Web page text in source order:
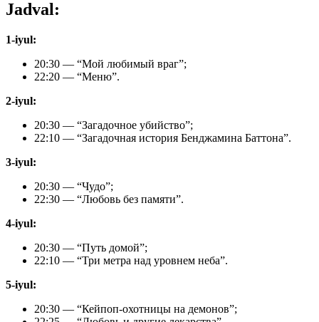
Jadval:
1-iyul:
20:30 — “Мой любимый враг”;
22:20 — “Меню”.
2-iyul:
20:30 — “Загадочное убийство”;
22:10 — “Загадочная история Бенджамина Баттона”.
3-iyul:
20:30 — “Чудо”;
22:30 — “Любовь без памяти”.
4-iyul:
20:30 — “Путь домой”;
22:10 — “Три метра над уровнем неба”.
5-iyul:
20:30 — “Кейпоп-охотницы на демонов”;